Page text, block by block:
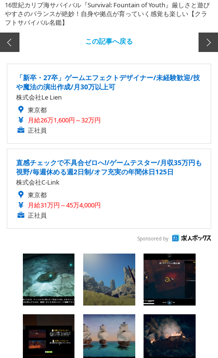
16世紀カリブ海サバイバル『Survival: Fountain of Youth』厳しさと遊び
やすさのバランスが絶妙！自身や拠点が育っていく感覚も楽しい【クラ
フトサバイバル名鑑】
この記事へ戻る
「新卒・27卒」ゲームエフェクトデザイナー/未経験歓迎/技
や魔法の演出作成/月30万以上可
株式会社Le Lien
東京都
月給26万1,600円～32万円
正社員
直感チェックで不具合ゼロへ!/ゲームテスター/月収35万円も
視野/毎週休める週2日制/オフ充実の年間休日125日
株式会社C-Link
東京都
月給31万円～45万4,000円
正社員
Sponsored by